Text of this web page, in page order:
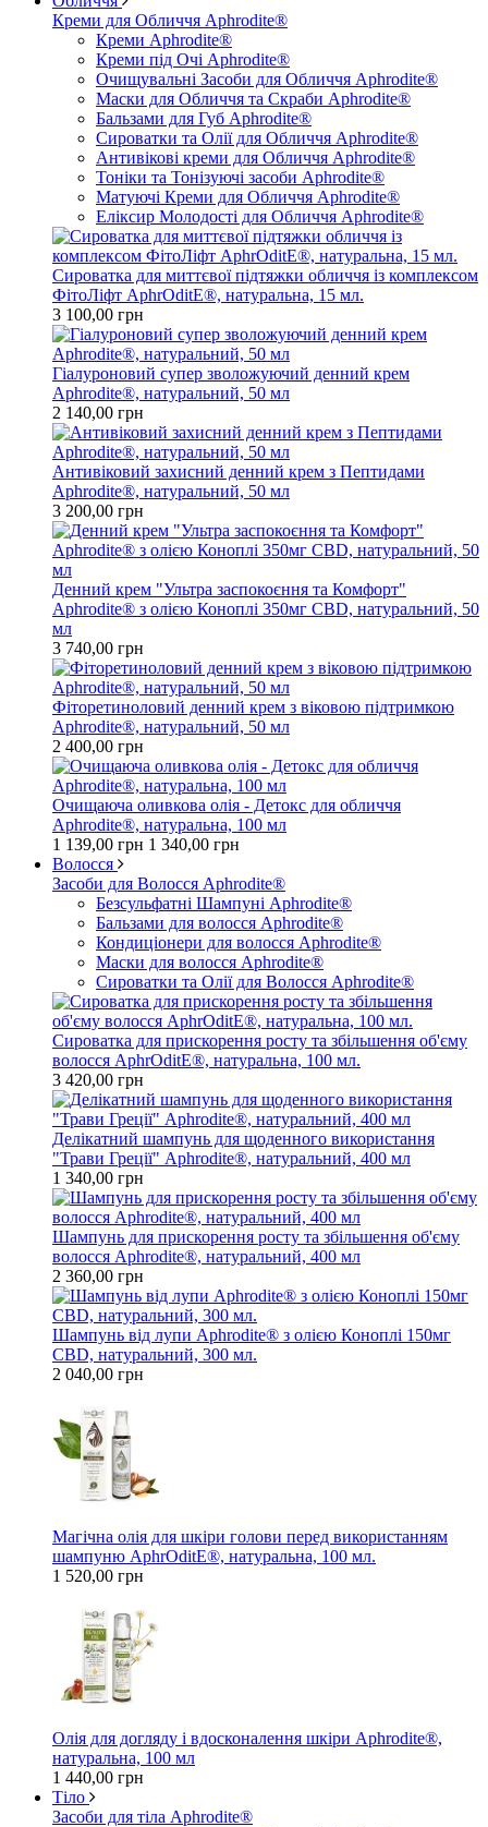
Креми для Обличчя Aphrodite®
Креми Aphrodite®
Креми під Очі Aphrodite®
Очищувальні Засоби для Обличчя Aphrodite®
Маски для Обличчя та Скраби Aphrodite®
Бальзами для Губ Aphrodite®
Сироватки та Олії для Обличчя Aphrodite®
Антивікові креми для Обличчя Aphrodite®
Тоніки та Тонізуючі засоби Aphrodite®
Матуючі Креми для Обличчя Aphrodite®
Еліксир Молодості для Обличчя Aphrodite®
Сироватка для миттєвої підтяжки обличчя із комплексом
ФітоЛіфт AphrOditE®, натуральна, 15 мл.
3 100,00 грн
Гіалуроновий супер зволожуючий денний крем
Aphrodite®, натуральний, 50 мл
2 140,00 грн
Антивіковий захисний денний крем з Пептидами
Aphrodite®, натуральний, 50 мл
3 200,00 грн
Денний крем "Ультра заспокоєння та Комфорт"
Aphrodite® з олією Коноплі 350мг CBD, натуральний, 50
мл
3 740,00 грн
Фіторетиноловий денний крем з віковою підтримкою
Aphrodite®, натуральний, 50 мл
2 400,00 грн
Очищаюча оливкова олія - Детокс для обличчя
Aphrodite®, натуральна, 100 мл
1 139,00 грн 1 340,00 грн
Волосся
Засоби для Волосся Aphrodite®
Безсульфатні Шампуні Aphrodite®
Бальзами для волосся Aphrodite®
Кондиціонери для волосся Aphrodite®
Маски для волосся Aphrodite®
Сироватки та Олії для Волосся Aphrodite®
Сироватка для прискорення росту та збільшення об'єму
волосся AphrOditE®, натуральна, 100 мл.
3 420,00 грн
Делікатний шампунь для щоденного використання
"Трави Греції" Aphrodite®, натуральний, 400 мл
1 340,00 грн
Шампунь для прискорення росту та збільшення об'єму
волосся Aphrodite®, натуральний, 400 мл
2 360,00 грн
Шампунь від лупи Aphrodite® з олією Коноплі 150мг
CBD, натуральний, 300 мл.
2 040,00 грн
Магічна олія для шкіри голови перед використанням
шампуню AphrOditE®, натуральна, 100 мл.
1 520,00 грн
Олія для догляду і вдосконалення шкіри Aphrodite®,
натуральна, 100 мл
1 440,00 грн
Тіло
Засоби для тіла Aphrodite®